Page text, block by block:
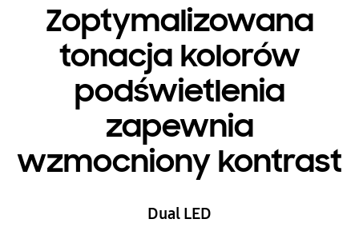
Zoptymalizowana
tonacja kolorów
podświetlenia
zapewnia
wzmocniony kontrast
Dual LED